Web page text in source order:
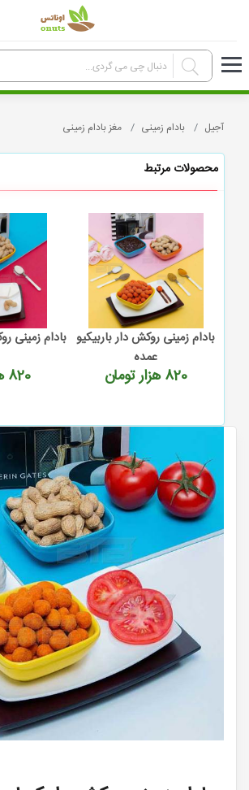
آجیل بادام زمینی مغز بادام زمینی
محصولات مرتبط
بادام زمینی روکش دار باربیکیو
عمده
820 هزار تومان
بادام زمینی
820